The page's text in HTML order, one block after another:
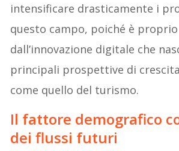
intensificare drasticamente i
questo campo, poiché è proprio
dall’innovazione digitale che
principali prospettive di
come quello del turismo.
Il fattore demografico
dei flussi futuri